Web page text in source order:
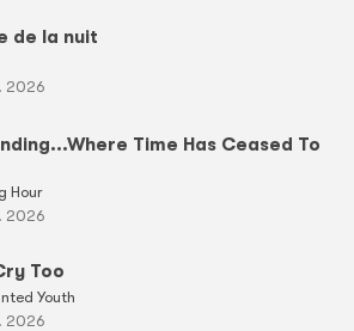
de la nuit
2026
Time Has Ceased To
Hour
2026
Too
Youth
2026